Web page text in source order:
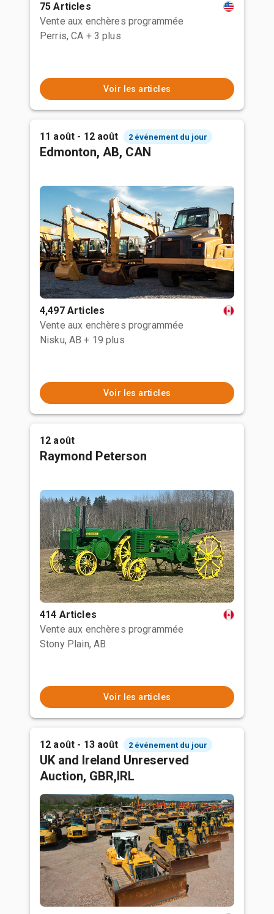
75 Articles
Vente aux enchères programmée
Perris, CA + 3 plus
Voir les articles
11 août - 12 août 2 événement du jour
Edmonton, AB, CAN
4,497 Articles
Vente aux enchères programmée
Nisku, AB + 19 plus
Voir les articles
12 août
Raymond Peterson
414 Articles
Vente aux enchères programmée
Stony Plain, AB
Voir les articles
12 août - 13 août 2 événement du jour
UK and Ireland Unreserved
Auction, GBR,IRL